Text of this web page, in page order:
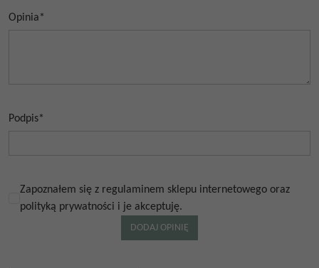
Opinia*
Podpis*
Zapoznałem się z regulaminem sklepu internetowego oraz
polityką prywatności i je akceptuję.